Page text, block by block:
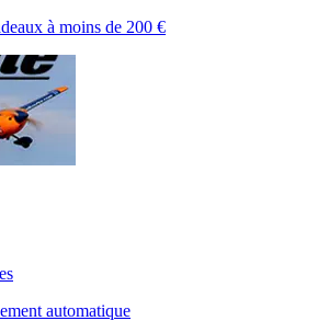
à moins de 200 €
automatique